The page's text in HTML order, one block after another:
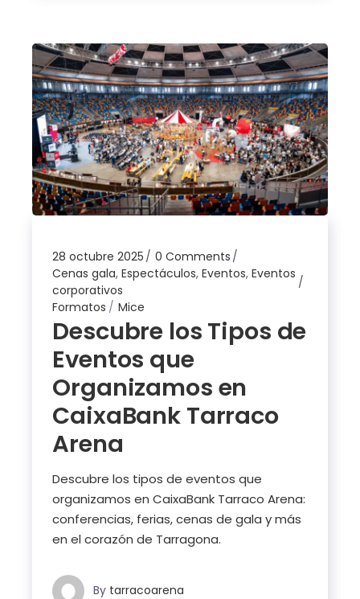
28 octubre 2025
0 Comments
Cenas gala,Espectáculos,Eventos,Eventos
corporativos
Formatos
Mice
Descubre los Tipos de
Eventos que
Organizamos en
CaixaBank Tarraco
Arena
Descubre los tipos de eventos que
organizamos en CaixaBank Tarraco Arena:
conferencias, ferias, cenas de gala y más
en el corazón de Tarragona.
By tarracoarena